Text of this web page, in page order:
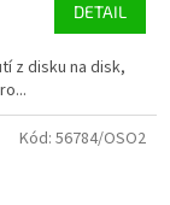
DETAIL
z disku na disk,
Kód: 56784/OSO2